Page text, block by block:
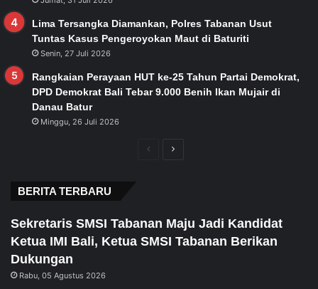
Lima Tersangka Diamankan, Polres Tabanan Usut
Tuntas Kasus Pengeroyokan Maut di Baturiti
Senin, 27 Juli 2026
Rangkaian Perayaan HUT ke-25 Tahun Partai Demokrat,
DPD Demokrat Bali Tebar 9.000 Benih Ikan Mujair di
Danau Batur
Minggu, 26 Juli 2026
PreviousNext
BERITA TERBARU
Sekretaris SMSI Tabanan Maju Jadi Kandidat
Ketua IMI Bali, Ketua SMSI Tabanan Berikan
Dukungan
Rabu, 05 Agustus 2026